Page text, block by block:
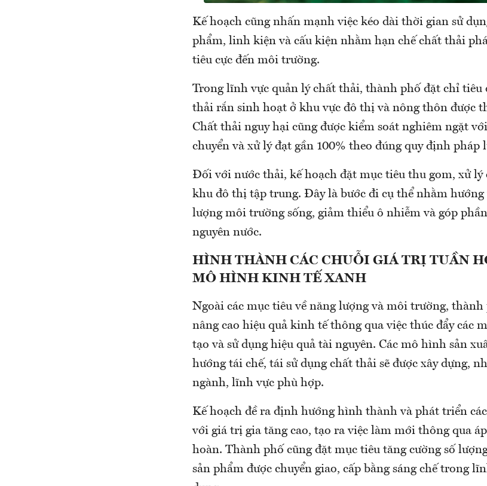
Kế hoạch cũng nhấn mạnh việc kéo dài thời gian sử
phẩm, linh kiện và cấu kiện nhằm hạn chế chất thải
tiêu cực đến môi trường.
Trong lĩnh vực quản lý chất thải, thành phố đặt chỉ tiêu
thải rắn sinh hoạt ở khu vực đô thị và nông thôn được
Chất thải nguy hại cũng được kiểm soát nghiêm ngặt
chuyển và xử lý đạt gần 100% theo đúng quy định pháp
Đối với nước thải, kế hoạch đặt mục tiêu thu gom, xử lý
khu đô thị tập trung. Đây là bước đi cụ thể nhằm
lượng môi trường sống, giảm thiểu ô nhiễm và góp
nguyên nước.
HÌNH THÀNH CÁC CHUỖI GIÁ TRỊ TUẦN
MÔ HÌNH KINH TẾ XANH
Ngoài các mục tiêu về năng lượng và môi trường,
nâng cao hiệu quả kinh tế thông qua việc thúc đẩy các
tạo và sử dụng hiệu quả tài nguyên. Các mô hình sản
hướng tái chế, tái sử dụng chất thải sẽ được xây dựng,
ngành, lĩnh vực phù hợp.
Kế hoạch đề ra định hướng hình thành và phát triển
với giá trị gia tăng cao, tạo ra việc làm mới thông qua
hoàn. Thành phố cũng đặt mục tiêu tăng cường số
sản phẩm được chuyển giao, cấp bằng sáng chế trong